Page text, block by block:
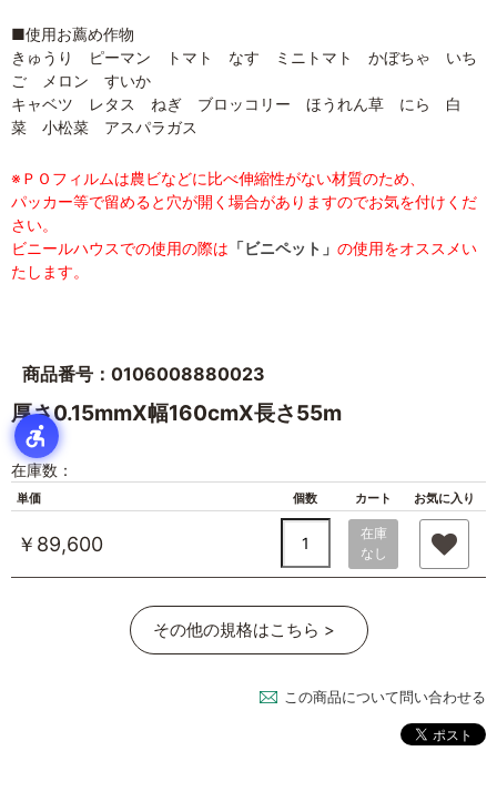
■使用お薦め作物
きゅうり ピーマン トマト なす ミニトマト かぼちゃ いち
ご メロン すいか
キャベツ レタス ねぎ ブロッコリー ほうれん草 にら 白
菜 小松菜 アスパラガス
※ＰＯフィルムは農ビなどに比べ伸縮性がない材質のため、
パッカー等で留めると穴が開く場合がありますのでお気を付けくだ
さい。
ビニールハウスでの使用の際は 「ビニペット」 の使用をオススメい
たします。
商品番号：0106008880023
厚さ0.15mmX幅160cmX長さ55m
在庫数：
単価 個数 カート お気に入り
￥89,600
在庫
なし
その他の規格はこちら >
この商品について問い合わせる